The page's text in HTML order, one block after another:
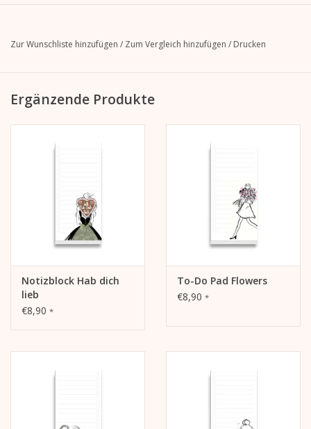
9,9 cm breit x 21 cm hoch
Oben geklebte Bindung
Zur Wunschliste hinzufügen / Zum Vergleich hinzufügen / Drucken
Ergänzende Produkte
Notizblock Hab dich
lieb
€8,90 *
To-Do Pad Flowers
€8,90 *